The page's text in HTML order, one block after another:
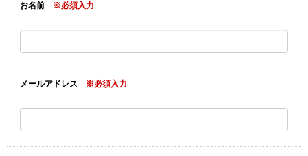
お名前 ※必須入力
メールアドレス ※必須入力